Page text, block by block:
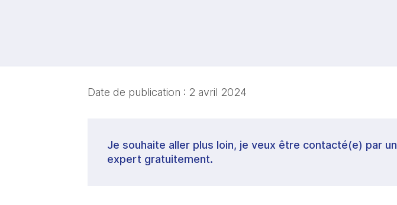
Date de publication : 2 avril 2024
Je souhaite aller plus loin, je veux être contacté(e) par un
expert gratuitement.